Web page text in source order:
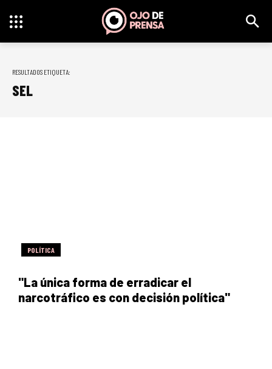
RESULTADOS ETIQUETA:
SEL
POLÍTICA
"La única forma de erradicar el
narcotráfico es con decisión política"